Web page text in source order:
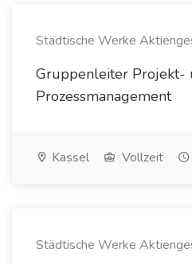
Städtische Werke
Gruppenleiter Projekt-
Prozessmanagement
Kassel Vollzeit
Städtische Werke